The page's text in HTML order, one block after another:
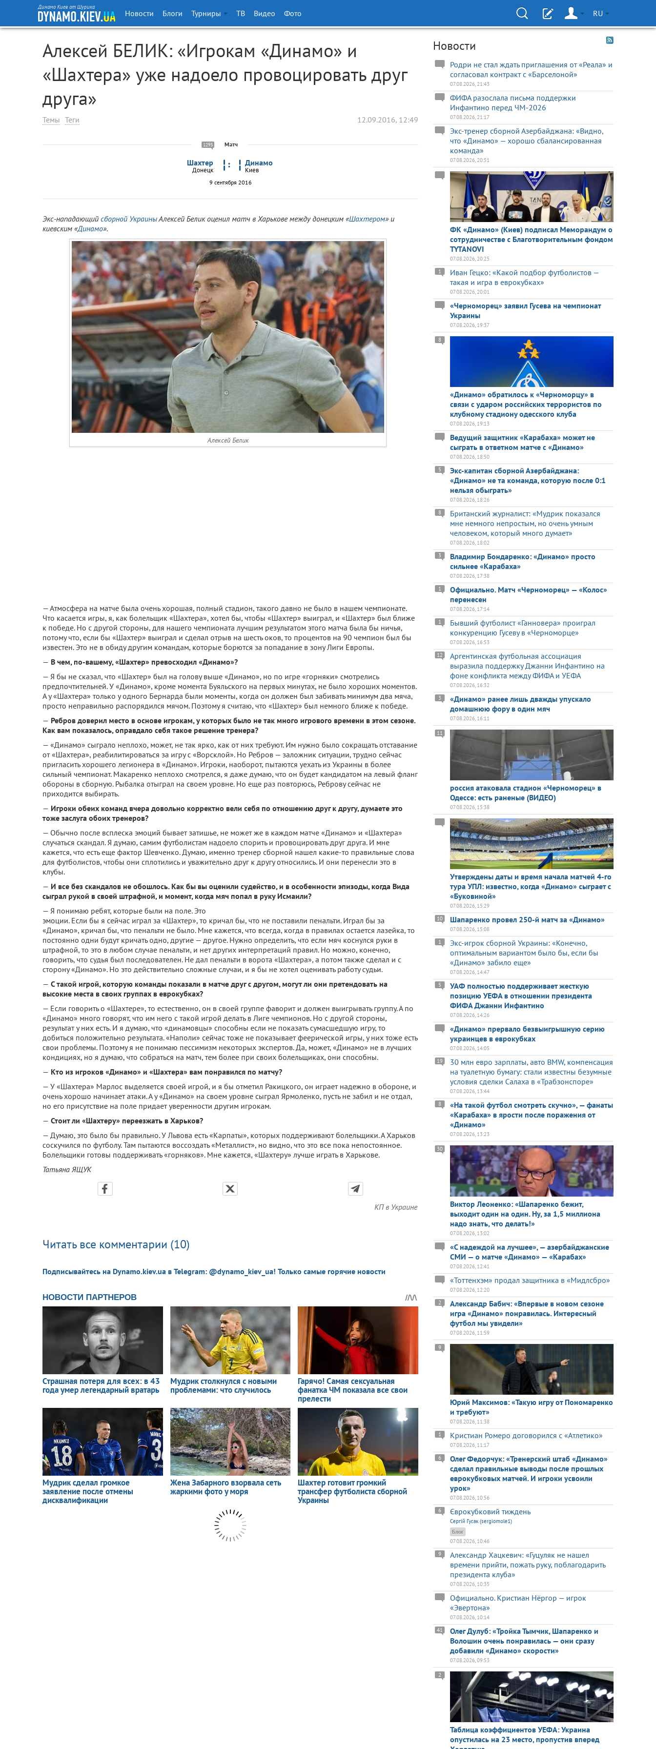
Динамо Киев от Шурика
Новости Блоги Турниры ТВ Видео Фото RU
Алексей БЕЛИК: «Игрокам «Динамо» и
«Шахтера» уже надоело провоцировать друг
друга»
Темы Теги 12.09.2016, 12:49
1293 Матч
Шахтер
Донецк
Динамо
Киев
9 сентября 2016
Экс-нападающий сборной УкраиныАлексей Белик оценил матч в Харькове между донецким «Шахтером» и
киевским «Динамо».
Алексей Белик
— Атмосфера на матче была очень хорошая, полный стадион, такого давно не было в нашем чемпионате.
Что касается игры, я, как болельщик «Шахтера», хотел бы, чтобы «Шахтер» выиграл, и «Шахтер» был ближе
к победе. Но с другой стороны, для нашего чемпионата лучшим результатом этого матча была бы ничья,
потому что, если бы «Шахтер» выиграл и сделал отрыв на шесть оков, то процентов на 90 чемпион был бы
известен. Это не в обиду другим командам, которые борются за попадание в зону Лиги Европы.
— В чем, по-вашему, «Шахтер» превосходил «Динамо»?
— Я бы не сказал, что «Шахтер» был на голову выше «Динамо», но по игре «горняки» смотрелись
предпочтительней. У «Динамо», кроме момента Буяльского на первых минутах, не было хороших моментов.
А у «Шахтера» только у одного Бернарда были моменты, когда он должен был забивать минимум два мяча,
просто неправильно распорядился мячом. Поэтому я считаю, что «Шахтер» был немного ближе к победе.
— Ребров доверил место в основе игрокам, у которых было не так много игрового времени в этом сезоне.
Как вам показалось, оправдало себя такое решение тренера?
— «Динамо» сыграло неплохо, может, не так ярко, как от них требуют. Им нужно было сокращать отставание
от «Шахтера», реабилитироваться за игру с «Ворсклой». Но Ребров — заложник ситуации, трудно сейчас
пригласить хорошего легионера в «Динамо». Игроки, наоборот, пытаются уехать из Украины в более
сильный чемпионат. Макаренко неплохо смотрелся, я даже думаю, что он будет кандидатом на левый фланг
обороны в сборную. Рыбалка отыграл на своем уровне. Но еще раз повторюсь, Реброву сейчас не
приходится выбирать.
— Игроки обеих команд вчера довольно корректно вели себя по отношению друг к другу, думаете это
тоже заслуга обоих тренеров?
— Обычно после всплеска эмоций бывает затишье, не может же в каждом матче «Динамо» и «Шахтера»
случаться скандал. Я думаю, самим футболистам надоело спорить и провоцировать друг друга. И мне
кажется, что есть еще фактор Шевченко. Думаю, именно тренер сборной нашел какие-то правильные слова
для футболистов, чтобы они сплотились и уважительно друг к другу относились. И они перенесли это в
клубы.
— И все без скандалов не обошлось. Как бы вы оценили судейство, и в особенности эпизоды, когда Вида
сыграл рукой в своей штрафной, и момент, когда мяч попал в руку Исмаили?
— Я понимаю ребят, которые были на поле. Это
эмоции. Если бы я сейчас играл за «Шахтер», то кричал бы, что не поставили пенальти. Играл бы за
«Динамо», кричал бы, что пенальти не было. Мне кажется, что всегда, когда в правилах остается лазейка, то
постоянно одни будут кричать одно, другие — другое. Нужно определить, что если мяч коснулся руки в
штрафной, то это в любом случае пенальти, и нет других интерпретаций правил. Но можно, конечно,
говорить, что судья был последователен. Не дал пенальти в ворота «Шахтера», а потом также сделал и с
сторону «Динамо». Но это действительно сложные случаи, и я бы не хотел оценивать работу судьи.
— С такой игрой, которую команды показали в матче друг с другом, могут ли они претендовать на
высокие места в своих группах в еврокубках?
— Если говорить о «Шахтере», то естественно, он в своей группе фаворит и должен выигрывать группу. А по
«Динамо» много говорят, что им него с такой игрой делать в Лиге чемпионов. Но с другой стороны,
результат у них есть. И я думаю, что «динамовцы» способны если не показать сумасшедшую игру, то
добиться положительно результата. «Наполи» сейчас тоже не показывает феерической игры, у них тоже есть
свои проблемы. Поэтому я не понимаю пессимизм некоторых экспертов. Да, может, «Динамо» не в лучших
кондициях, но я думаю, что собраться на матч, тем более при своих болельщиках, они способны.
— Кто из игроков «Динамо» и «Шахтера» вам понравился по матчу?
— У «Шахтера» Марлос выделяется своей игрой, и я бы отметил Ракицкого, он играет надежно в обороне, и
очень хорошо начинает атаки. А у «Динамо» на своем уровне сыграл Ярмоленко, пусть не забил и не отдал,
но его присутствие на поле придает уверенности другим игрокам.
— Стоит ли «Шахтеру» переезжать в Харьков?
— Думаю, это было бы правильно. У Львова есть «Карпаты», которых поддерживают болельщики. А Харьков
соскучился по футболу. Там пытаются воссоздать «Металлист», но видно, что это все пока непостоянное.
Болельщики готовы поддерживать «горняков». Мне кажется, «Шахтеру» лучше играть в Харькове.
Татьяна ЯЩУК
КП в Украине
Читать все комментарии (10)
Подписывайтесь на Dynamo.kiev.ua в Telegram: @dynamo_kiev_ua! Только самые горячие новости
Новости
Родри не стал ждать приглашения от «Реала» и
согласовал контракт с «Барселоной»
07.08.2026, 21:43
ФИФА разослала письма поддержки
Инфантино перед ЧМ-2026
07.08.2026, 21:17
Экс-тренер сборной Азербайджана: «Видно,
что «Динамо» — хорошо сбалансированная
команда»
07.08.2026, 20:51
ФК «Динамо» (Киев) подписал Меморандум о
сотрудничестве с Благотворительным фондом
TYTANOVI
07.08.2026, 20:25
Иван Гецко: «Какой подбор футболистов —
такая и игра в еврокубках»
1
07.08.2026, 20:01
«Черноморец» заявил Гусева на чемпионат
Украины
07.08.2026, 19:37
«Динамо» обратилось к «Черноморцу» в
связи с ударом российских террористов по
клубному стадиону одесского клуба
8
07.08.2026, 19:13
Ведущий защитник «Карабаха» может не
сыграть в ответном матче с «Динамо»
07.08.2026, 18:50
Экс-капитан сборной Азербайджана:
«Динамо» не та команда, которую после 0:1
нельзя обыграть»
5
07.08.2026, 18:26
Британский журналист: «Мудрик показался
мне немного непростым, но очень умным
человеком, который много думает»
8
07.08.2026, 18:02
Владимир Бондаренко: «Динамо» просто
сильнее «Карабаха»
3
07.08.2026, 17:38
Официально. Матч «Черноморец» — «Колос»
перенесен
1
07.08.2026, 17:14
Бывший футболист «Ганновера» проиграл
конкуренцию Гусеву в «Черноморце»
1
07.08.2026, 16:53
Аргентинская футбольная ассоциация
выразила поддержку Джанни Инфантино на
фоне конфликта между ФИФА и УЕФА
12
07.08.2026, 16:32
«Динамо» ранее лишь дважды упускало
домашнюю фору в один мяч
3
07.08.2026, 16:11
россия атаковала стадион «Черноморец» в
Одессе: есть раненые (ВИДЕО)
11
07.08.2026, 15:38
Утверждены даты и время начала матчей 4-го
тура УПЛ: известно, когда «Динамо» сыграет с
«Буковиной»
07.08.2026, 15:29
Шапаренко провел 250-й матч за «Динамо»
10
07.08.2026, 15:08
Экс-игрок сборной Украины: «Конечно,
оптимальным вариантом было бы, если бы
«Динамо» забило еще»
1
07.08.2026, 14:47
УАФ полностью поддерживает жесткую
позицию УЕФА в отношении президента
ФИФА Джанни Инфантино
5
07.08.2026, 14:26
«Динамо» прервало безвыигрышную серию
украинцев в еврокубках
07.08.2026, 14:05
30 млн евро зарплаты, авто BMW, компенсация
на туалетную бумагу: стали известны безумные
условия сделки Салаха в «Трабзонспоре»
19
07.08.2026, 13:44
«На такой футбол смотреть скучно», — фанаты
«Карабаха» в ярости после поражения от
«Динамо»
8
07.08.2026, 13:23
Виктор Леоненко: «Шапаренко бежит,
выходит один на один. Ну, за 1,5 миллиона
надо знать, что делать!»
30
07.08.2026, 13:02
«С надеждой на лучшее», — азербайджанские
СМИ — о матче «Динамо» — «Карабах»
07.08.2026, 12:41
«Тоттенхэм» продал защитника в «Мидлсбро»
07.08.2026, 12:20
Александр Бабич: «Впервые в новом сезоне
игра «Динамо» понравилась. Интересный
футбол мы увидели»
2
07.08.2026, 11:59
Юрий Максимов: «Такую игру от Пономаренко
и требуют»
9
07.08.2026, 11:38
Кристиан Ромеро договорился с «Атлетико»
1
07.08.2026, 11:17
Олег Федорчук: «Тренерский штаб «Динамо»
сделал правильные выводы после прошлых
еврокубковых матчей. И игроки усвоили
урок»
6
07.08.2026, 10:56
Єврокубковий тиждень
6
Сергій Гусак (sergiomole1)
Блог
07.08.2026, 10:46
Александр Хацкевич: «Гуцуляк не нашел
времени прийти, пожать руку, поблагодарить
президента клуба»
9
07.08.2026, 10:35
Официально. Кристиан Нёргор — игрок
«Эвертона»
07.08.2026, 10:14
Олег Дулуб: «Тройка Тымчик, Шапаренко и
Волошин очень понравилась — они сразу
добавили «Динамо» скорости»
41
07.08.2026, 09:53
Таблица коэффициентов УЕФА: Украина
опустилась на 23 место, пропустив вперед
2